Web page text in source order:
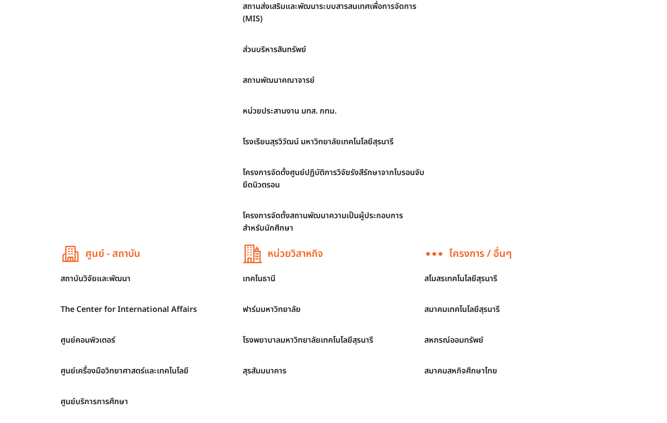
สถานส่งเสริมและพัฒนาระบบสารสนเทศเพื่อการจัดการ
(MIS)
ส่วนบริหารสินทรัพย์
สถานพัฒนาคณาจารย์
หน่วยประสานงาน มทส. กทม.
โรงเรียนสุรวิวัฒน์ มหาวิทยาลัยเทคโนโลยีสุรนารี
โครงการจัดตั้งศูนย์ปฏิบัติการวิจัยรังสีรักษาจากโบรอนจับ
ยึดนิวตรอน
โครงการจัดตั้งสถานพัฒนาความเป็นผู้ประกอบการ
สำหรับนักศึกษา
ศูนย์ - สถาบัน
สถาบันวิจัยและพัฒนา
The Center for International Affairs
ศูนย์คอมพิวเตอร์
ศูนย์เครื่องมือวิทยาศาสตร์และเทคโนโลยี
ศูนย์บริการการศึกษา
หน่วยวิสาหกิจ
เทคโนธานี
ฟาร์มมหาวิทยาลัย
โรงพยาบาลมหาวิทยาลัยเทคโนโลยีสุรนารี
สุรสัมมนาคาร
โครงการ / อื่นๆ
สโมสรเทคโนโลยีสุรนารี
สมาคมเทคโนโลยีสุรนารี
สหกรณ์ออมทรัพย์
สมาคมสหกิจศึกษาไทย